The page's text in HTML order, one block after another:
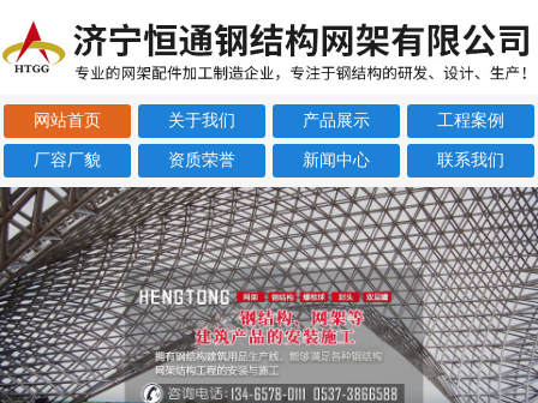
网站首页 关于我们 产品展示 工程案例
厂容厂貌 资质荣誉 新闻中心 联系我们